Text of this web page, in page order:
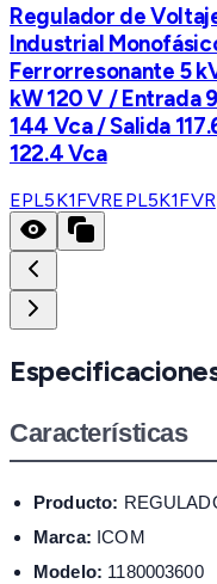
Regulador de
Industrial
Ferrorresonante 5
kW 120 V / Entrada
144 Vca / Salida
122.4 Vca
EPL5K1FVREPL5K1FVR
Características
Producto:
Marca: ICOM
Modelo: 1180003600